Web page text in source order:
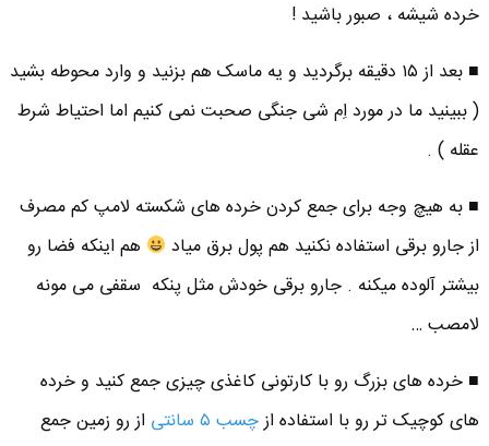
خرده شیشه ، صبور باشید !
■ بعد از ۱۵ دقیقه برگردید و یه ماسک هم بزنید و وارد محوطه بشید
( ببینید ما در مورد اِم شی جنگی صحبت نمی کنیم اما احتیاط شرط
عقله ) .
■ به هیچ وجه برای جمع کردن خرده های شکسته لامپ کم مصرف
از جارو برقی استفاده نکنید هم پول برق میاد
هم اینکه فضا رو
بیشتر آلوده میکنه . جارو برقی خودش مثل پنکه سقفی می مونه
لامصب …
■ خرده های بزرگ رو با کارتونی کاغذی چیزی جمع کنید و خرده
های کوچیک تر رو با استفاده ازچسب ۵ سانتی
از رو زمین جمع